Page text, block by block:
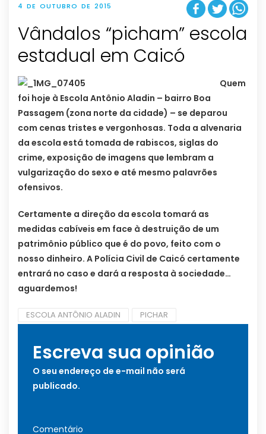
4 DE OUTUBRO DE 2015
Vândalos “picham” escola
estadual em Caicó
Quem
foi hoje à Escola Antônio Aladin – bairro Boa
Passagem (zona norte da cidade) – se deparou
com cenas tristes e vergonhosas. Toda a alvenaria
da escola está tomada de rabiscos, siglas do
crime, exposição de imagens que lembram a
vulgarização do sexo e até mesmo palavrões
ofensivos.
Certamente a direção da escola tomará as
medidas cabíveis em face à destruição de um
patrimônio público que é do povo, feito com o
nosso dinheiro. A Polícia Civil de Caicó certamente
entrará no caso e dará a resposta à sociedade…
aguardemos!
ESCOLA ANTÔNIO ALADIN PICHAR
Escreva sua opinião
O seu endereço de e-mail não será
publicado.
Comentário